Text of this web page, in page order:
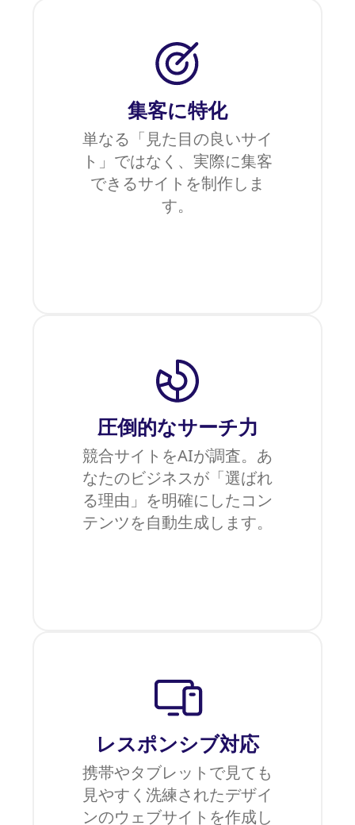
集客に特化
単なる「見た目の良いサイ
ト」ではなく、実際に集客
できるサイトを制作しま
す。
圧倒的なサーチ力
競合サイトをAIが調査。あ
なたのビジネスが「選ばれ
る理由」を明確にしたコン
テンツを自動生成します。
レスポンシブ対応
携帯やタブレットで見ても
見やすく洗練されたデザイ
ンのウェブサイトを作成し